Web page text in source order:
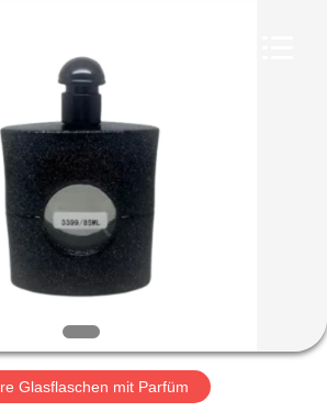
Glasflaschen mit Parfüm